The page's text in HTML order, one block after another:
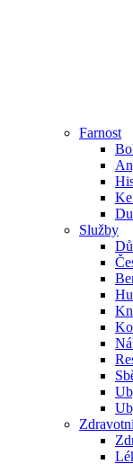
Farnost
Služby